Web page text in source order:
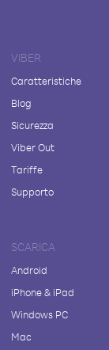
VIBER
Caratteristiche
Blog
Sicurezza
Viber Out
Tariffe
Supporto
SCARICA
Android
iPhone & iPad
Windows PC
Mac